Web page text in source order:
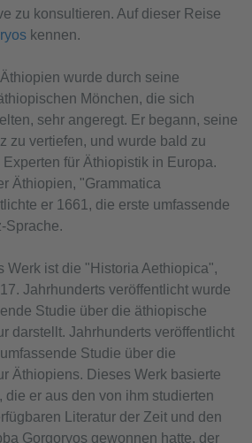
zu konsultieren. Auf dieser Reise
kennen.
wurde durch seine
Mönchen, die sich
sehr angeregt. Er begann, seine
zu vertiefen, und wurde bald zu
für Äthiopistik in Europa.
Äthiopien, "Grammatica
er 1661, die erste umfassende
Sprache.
Werk ist die "Historia Aethiopica",
Jahrhunderts veröffentlicht wurde
Studie über die äthiopische
darstellt. Jahrhunderts veröffentlicht
Studie über die
Äthiopiens. Dieses Werk basierte
die er aus den von ihm studierten
Literatur der Zeit und den
Gorgoryos gewonnen hatte, der